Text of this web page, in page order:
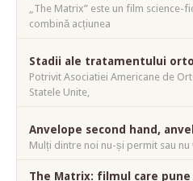
„The Matrix” este un film science-
combină acțiunea
Stadii ale tratamentului
Potrivit Asociatiei Americane de
Statele Unite,
Anvelope second hand,
Mulți dintre noi nu-și permit sau nu
The Matrix: filmul care pune